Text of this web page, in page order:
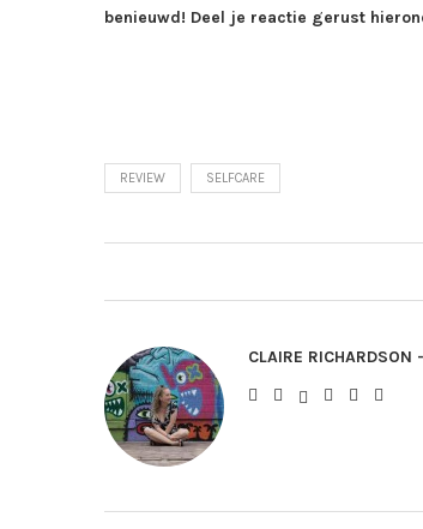
benieuwd! Deel je reactie gerust
REVIEW SELFCARE
CLAIRE RICHARDSON